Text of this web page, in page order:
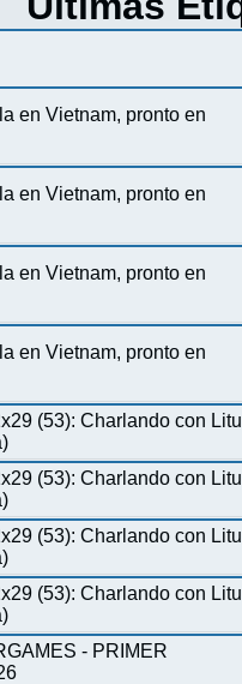
en Vietnam, pronto en
en Vietnam, pronto en
en Vietnam, pronto en
en Vietnam, pronto en
(53): Charlando con
(53): Charlando con
(53): Charlando con
(53): Charlando con
- PRIMER